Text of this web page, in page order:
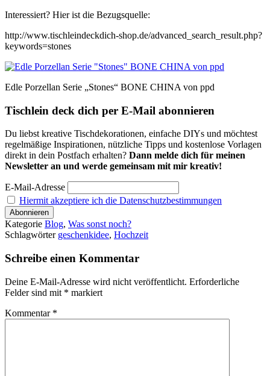
Interessiert? Hier ist die Bezugsquelle:
http://www.tischleindeckdich-shop.de/advanced_search_result.php?
keywords=stones
Edle Porzellan Serie „Stones“ BONE CHINA von ppd
Tischlein deck dich per E-Mail abonnieren
Du liebst kreative Tischdekorationen, einfache DIYs und möchtest
regelmäßige Inspirationen, nützliche Tipps und kostenlose Vorlagen
direkt in dein Postfach erhalten? Dann melde dich für meinen
Newsletter an und werde gemeinsam mit mir kreativ!
E-Mail-Adresse
Hiermit akzeptiere ich die Datenschutzbestimmungen
Kategorie Blog, Was sonst noch?
Schlagwörter geschenkidee, Hochzeit
Schreibe einen Kommentar
Deine E-Mail-Adresse wird nicht veröffentlicht. Erforderliche
Felder sind mit * markiert
Kommentar *